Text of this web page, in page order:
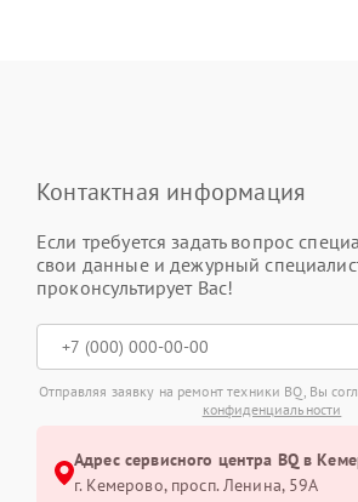
Контактная информация
Если требуется задать вопрос
свои данные и дежурный
проконсультирует Вас!
Отправляя заявку на ремонт техники BQ, Вы
конфиденциальности
Адрес сервисного центра BQ в
г. Кемерово, просп. Ленина, 59А